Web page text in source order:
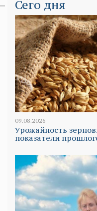
Сего дня
09.08.2026
Урожайность
показатели